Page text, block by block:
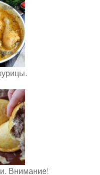
Внимание!